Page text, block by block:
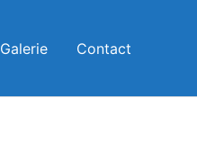
Galerie Contact